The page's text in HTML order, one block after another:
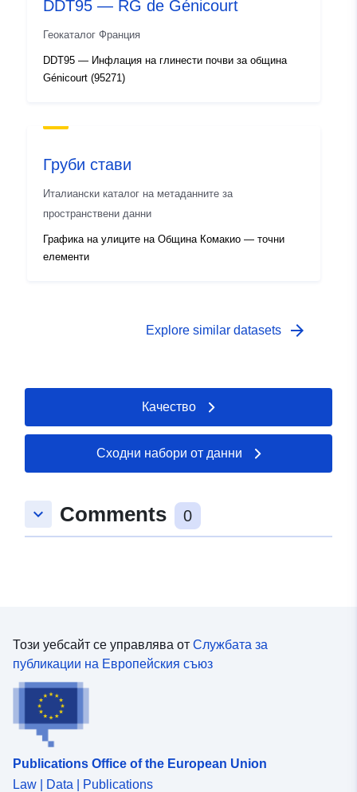
DDT95 — RG de Génicourt
Геокаталог Франция
DDT95 — Инфлация на глинести почви за община
Génicourt (95271)
Груби стави
Италиански каталог на метаданните за
пространствени данни
Графика на улиците на Община Комакио — точни
елементи
Explore similar datasets arrow_forward
Качество
Сходни набори от данни
keyboard_arrow_down Comments 0
Този уебсайт се управлява от Службата за
публикации на Европейския съюз
Publications Office of the European Union
Law | Data | Publications